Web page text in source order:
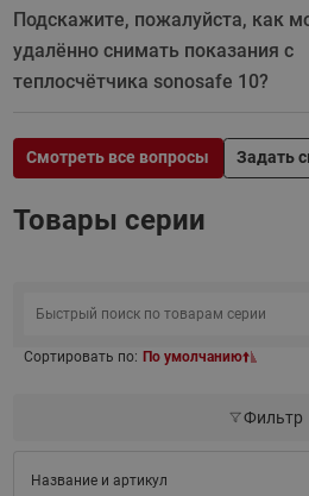
Подскажите, пожалуйста, как
удалённо снимать показания с
теплосчётчика sonosafe 10?
Смотреть все вопросы Задать
Товары серии
Сортировать по: По умолчанию
Фильтр